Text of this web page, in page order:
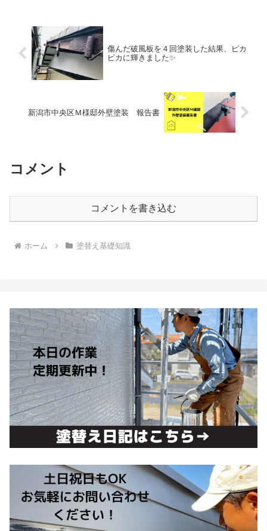
傷んだ破風板を４回塗装した結果、ピカ
ピカに輝きました✨
新潟市中央区Ｍ様邸外壁塗装 報告書
コメント
コメントを書き込む
ホーム 塗替え基礎知識